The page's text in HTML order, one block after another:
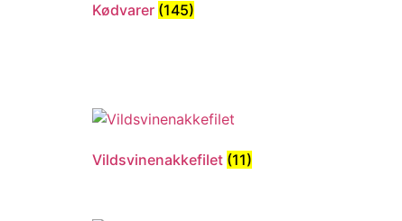
Kødvarer (145)
Vildsvinenakkefilet (11)